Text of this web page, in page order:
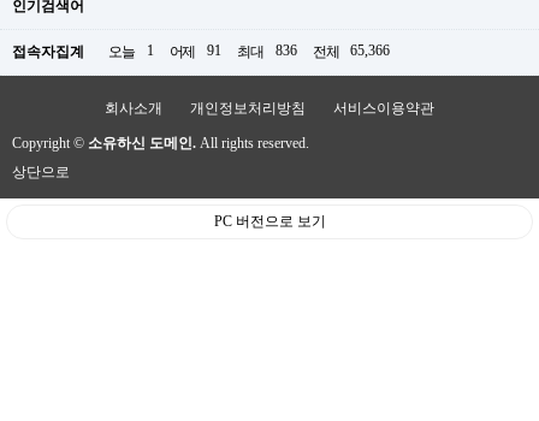
인기검색어
접속자집계 오늘 1 어제 91 최대 836 전체 65,366
회사소개 개인정보처리방침 서비스이용약관
Copyright © 소유하신 도메인. All rights reserved.
상단으로
PC 버전으로 보기